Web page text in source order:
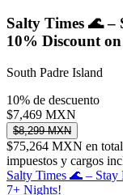
Salty Times 🌊 –
10% Discount
South Padre Island
10% de descuento
$7,469 MXN
$8,299 MXN
$75,264 MXN en total
impuestos y cargos
Salty Times 🌊 –
7+ Nights!